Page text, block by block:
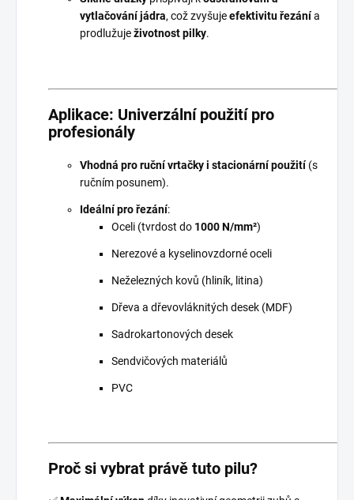
vytlačování jádra, což zvyšujeefektivitu řezánía
prodlužuježivotnost pilky.
Aplikace: Univerzální použití pro
profesionály
Vhodná pro ruční vrtačky i stacionární použití(s
ručním posunem).
Ideální pro řezání:
Oceli (tvrdost do 1000 N/mm²)
Nerezové a kyselinovzdorné oceli
Neželezných kovů (hliník, litina)
Dřeva a dřevovláknitých desek (MDF)
Sadrokartonových desek
Sendvičových materiálů
PVC
Proč si vybrat právě tuto pilu?